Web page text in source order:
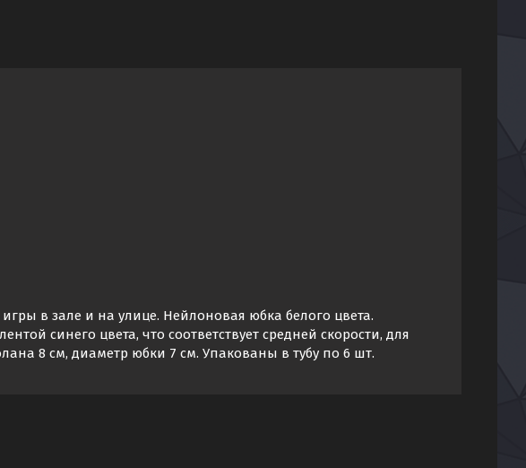
игры в зале и на улице. Нейлоновая юбка белого цвета.
синего цвета, что соответствует средней скорости, для
8 см, диаметр юбки 7 см. Упакованы в тубу по 6 шт.